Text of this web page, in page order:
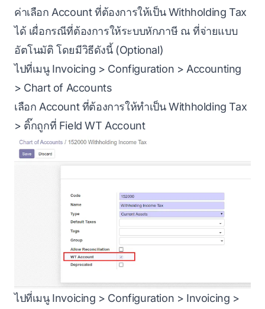
ค่าเลือก Account ที่ต้องการให้เป็น Withholding Tax
ได้ เผื่อกรณีที่ต้องการให้ระบบหักภาษี ณ ที่จ่ายแบบ
อัตโนมัติ โดยมีวิธีดังนี้ (Optional)
ไปที่เมนู Invoicing > Configuration > Accounting
> Chart of Accounts
เลือก Account ที่ต้องการให้ทำเป็น Withholding Tax
> ติ๊กถูกที่ Field WT Account
ไปที่เมนู Invoicing > Configuration > Invoicing >